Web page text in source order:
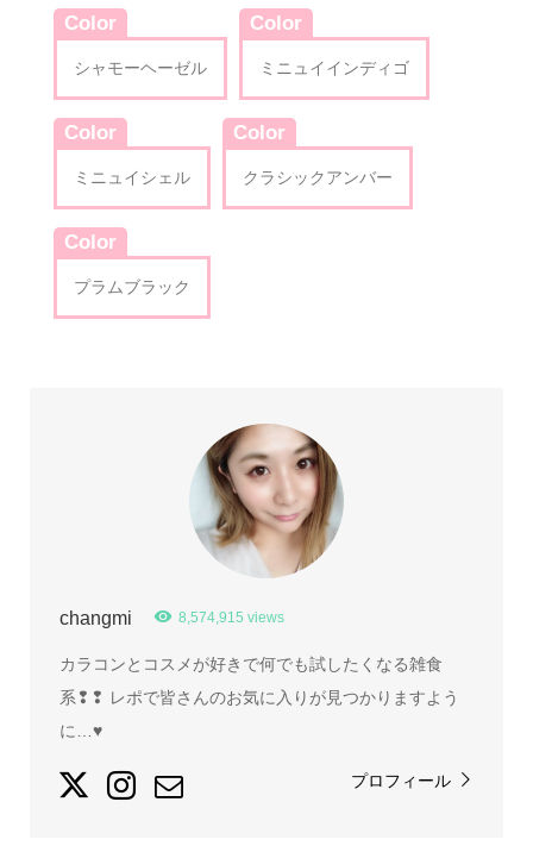
Color
シャモーヘーゼル
Color
ミニュイインディゴ
Color
ミニュイシェル
Color
クラシックアンバー
Color
プラムブラック
changmi 8,574,915 views
カラコンとコスメが好きで何でも試したくなる雑食
系❢❢ レポで皆さんのお気に入りが見つかりますよう
に…♥
プロフィール